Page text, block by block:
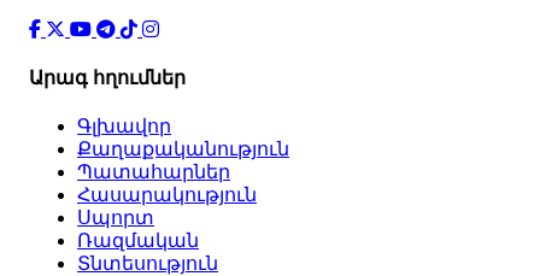
Արագ հղումներ
Գլխավոր
Քաղաքականություն
Պատահարներ
Հասարակություն
Սպորտ
Ռազմական
Տնտեսություն